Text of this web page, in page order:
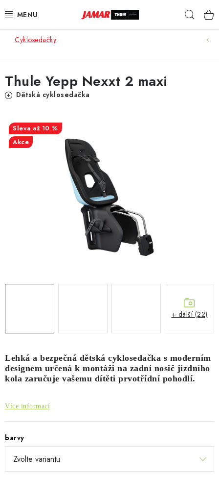
na
STŘEŠNÍ NOSIČE
STŘEŠNÍ BOXY
DĚTSKÉ ZBOŽÍ
AUTOPOTAHY ŠITÉ NA MÍRU
AUTOSTANY
DÁRKOVÉ POUKAZY
Cyklosedačky
Lehká a bezpečná dětská cyklosedačka s moderním
designem určená k montáži na zadní nosič jízdního
kola zaručuje vašemu dítěti prvotřídní pohodlí.
Více informací
barvy
Thule Yepp Nexxt 2 maxi
Dětská cyklosedačka
až 10 %
Akce
+ další (22)